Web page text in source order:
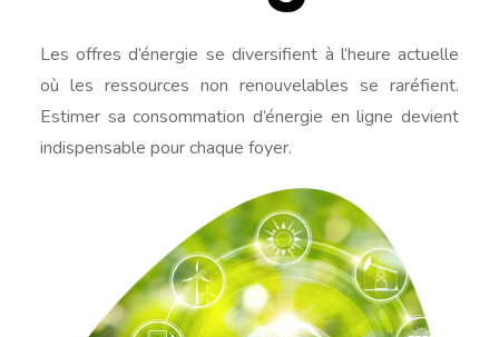
Les offres d’énergie se diversifient à l’heure actuelle
où les ressources non renouvelables se raréfient.
Estimer sa consommation d’énergie en ligne devient
indispensable pour chaque foyer.